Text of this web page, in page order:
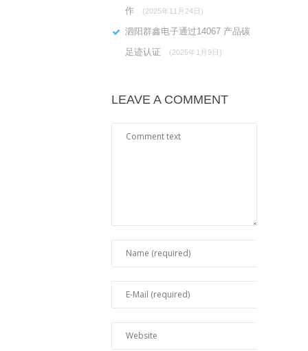
作 (2025年11月24日)
泗阳群鑫电子通过14067 产品碳
足迹认证
(2025年1月9日)
LEAVE A COMMENT